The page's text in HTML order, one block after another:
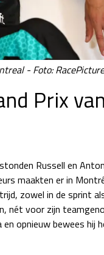
- Foto:
Prix
Russell en
maakten er in
zowel in de sprint
nét voor zijn
en opnieuw bewees hij